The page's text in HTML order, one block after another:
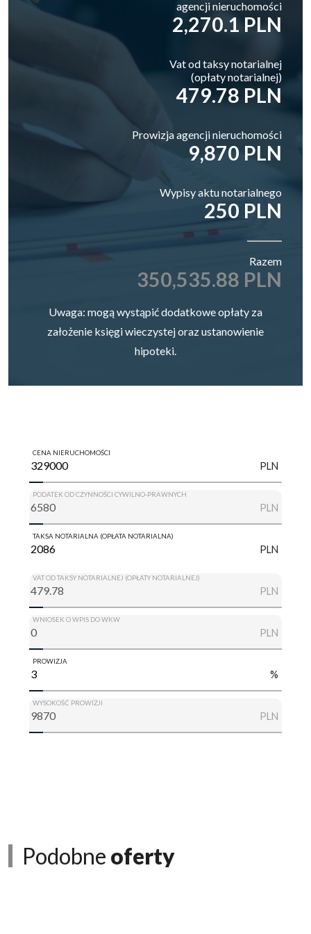
agencji nieruchomości
2,270.1 PLN
Vat od taksy notarialnej
(opłaty notarialnej)
479.78 PLN
Prowizja agencji nieruchomości
9,870 PLN
Wypisy aktu notarialnego
250 PLN
Razem
350,535.88 PLN
Uwaga: mogą wystąpić dodatkowe opłaty za
założenie księgi wieczystej oraz ustanowienie
hipoteki.
CENA NIERUCHOMOŚCI
PLN
PODATEK OD CZYNNOŚCI CYWILNO-PRAWNYCH
PLN
TAKSA NOTARIALNA (OPŁATA NOTARIALNA)
PLN
VAT OD TAKSY NOTARIALNEJ (OPŁATY NOTARIALNEJ)
PLN
WNIOSEK O WPIS DO WKW
PLN
PROWIZJA
%
WYSOKOŚĆ PROWIZJI
PLN
Podobne oferty